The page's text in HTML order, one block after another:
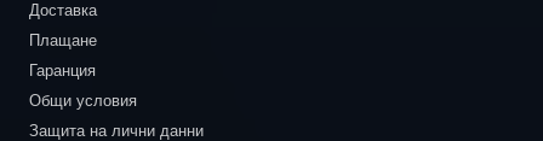
Доставка
Плащане
Гаранция
Общи условия
Защита на лични данни